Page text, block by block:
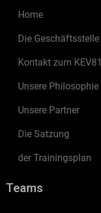
Home
Die Geschäftsstelle
Kontakt zum KEV81
Unsere Philosophie
Unsere Partner
Die Satzung
der Trainingsplan
Teams